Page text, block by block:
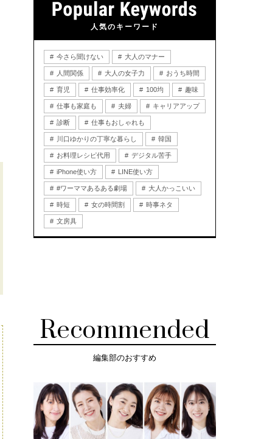
人気のキーワード
今さら聞けない 大人のマナー
人間関係 大人の女子力 おうち時間
育児 仕事効率化 100均 趣味
仕事も家庭も 夫婦 キャリアアップ
診断 仕事もおしゃれも
川口ゆかりの丁寧な暮らし 韓国
お料理レシピ代用 デジタル苦手
iPhone使い方 LINE使い方
#ワーママあるある劇場 大人かっこいい
時短 女の時間割 時事ネタ
文房具
Recommended
編集部のおすすめ